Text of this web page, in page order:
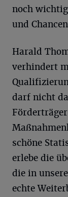
noch
und
Harald
verhindert
darf nicht
schöne
erlebe die
die in
echte